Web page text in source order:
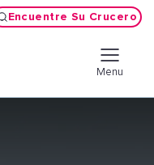
Encuentre Su Crucero
Menu